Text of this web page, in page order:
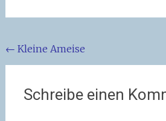
Beitragsnavigation
← Kleine Ameise
Schreibe einen